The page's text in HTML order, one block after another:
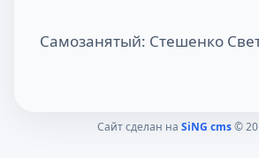
Самозанятый: Стешенко
Сайт сделан на SiNG cms©